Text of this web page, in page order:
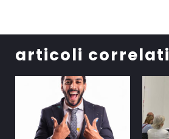
articoli correlati